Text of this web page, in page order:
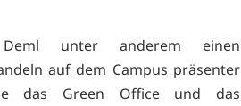
unter anderem einen
auf dem Campus präsenter
das Green Office und das